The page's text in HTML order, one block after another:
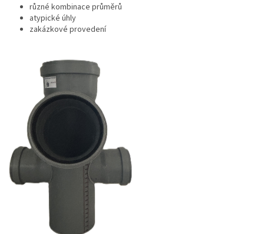
různé kombinace průměrů
atypické úhly
zakázkové provedení